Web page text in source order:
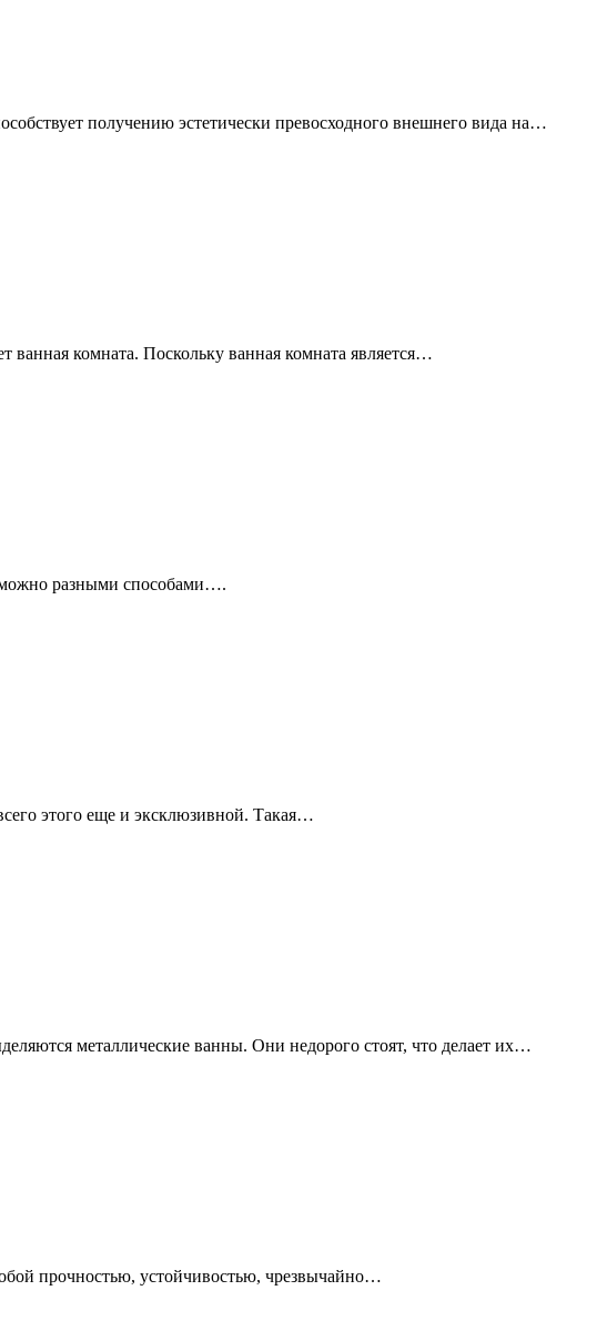
получению эстетически превосходного внешнего вида на…
ванная комната. Поскольку ванная комната является…
можно разными способами….
этого еще и эксклюзивной. Такая…
металлические ванны. Они недорого стоят, что делает их…
прочностью, устойчивостью, чрезвычайно…